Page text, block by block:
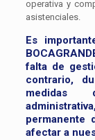
operativa y
asistenciales.
Es
falta de
contrario,
medidas
permanente
afectar a